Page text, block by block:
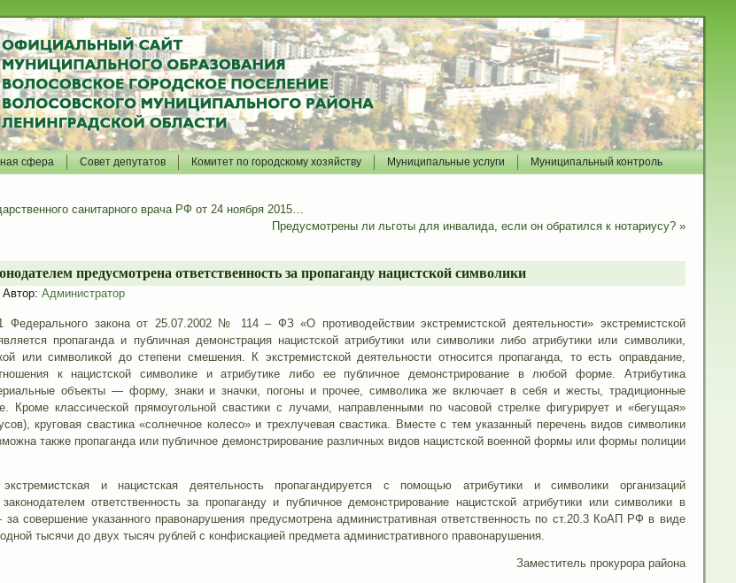
сфера Совет депутатов Комитет по городскому хозяйству Муниципальные услуги Муниципальный контроль
санитарного врача РФ от 24 ноября 2015…
Предусмотрены ли льготы для инвалида, если он обратился к нотариусу?»
предусмотрена ответственность за пропаганду нацистской символики
Автор: Администратор
закона от 25.07.2002 № 114 – ФЗ «О противодействии экстремистской деятельности» экстремистской
пропаганда и публичная демонстрация нацистской атрибутики или символики либо атрибутики или символики,
или символикой до степени смешения. К экстремистской деятельности относится пропаганда, то есть оправдание,
к нацистской символике и атрибутике либо ее публичное демонстрирование в любой форме. Атрибутика
объекты — форму, знаки и значки, погоны и прочее, символика же включает в себя и жесты, традиционные
Кроме классической прямоугольной свастики с лучами, направленными по часовой стрелке фигурирует и «бегущая»
круговая свастика «солнечное колесо» и трехлучевая свастика. Вместе с тем указанный перечень видов символики
также пропаганда или публичное демонстрирование различных видов нацистской военной формы или формы полиции
и нацистская деятельность пропагандируется с помощью атрибутики и символики организаций
законодателем ответственность за пропаганду и публичное демонстрирование нацистской атрибутики или символики в
совершение указанного правонарушения предусмотрена административная ответственность по ст.20.3 КоАП РФ в виде
тысячи до двух тысяч рублей с конфискацией предмета административного правонарушения.
Заместитель прокурора района